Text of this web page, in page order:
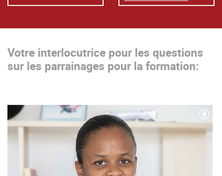
Votre interlocutrice pour les questions
sur les parrainages pour la formation: